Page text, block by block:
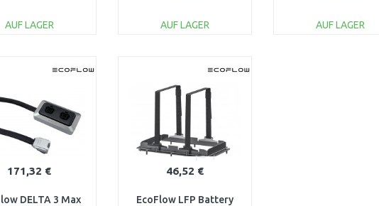
AUF LAGER
AUF LAGER
Vergleichen
AUF LAGER
171,32 €
DELTA 3 Max
46,52 €
EcoFlow LFP Battery